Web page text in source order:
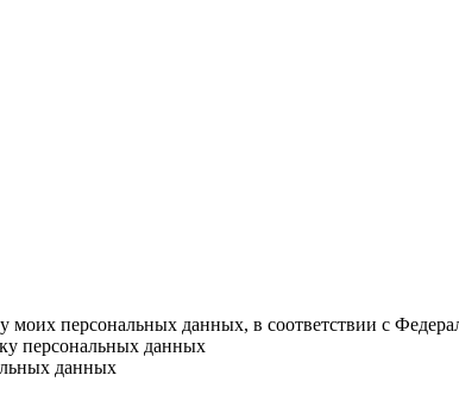
моих персональных данных, в соответствии с
персональных данных
данных